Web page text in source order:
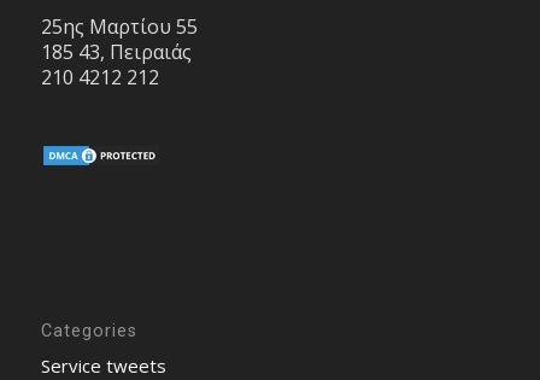
25ης Μαρτίου 55
185 43, Πειραιάς
210 4212 212
Categories
Service tweets